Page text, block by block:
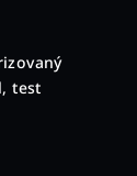
test